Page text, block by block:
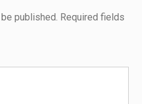
published. Required fields